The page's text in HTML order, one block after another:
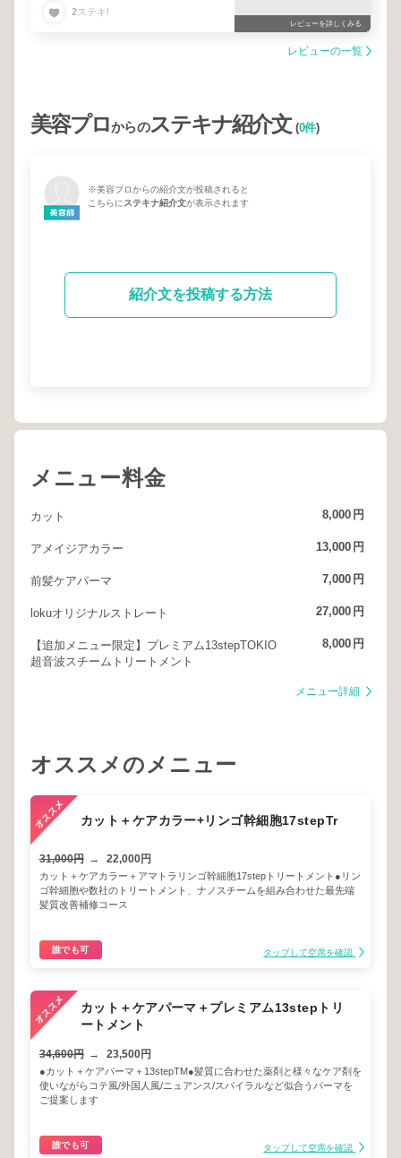
2ステキ!
レビューを詳しくみる
レビューの一覧
美容プロからのステキナ紹介文(0件)
※美容プロからの紹介文が投稿されると
こちらにステキナ紹介文が表示されます
紹介文を投稿する方法
メニュー料金
カット 8,000 円
アメイジアカラー 13,000 円
前髪ケアパーマ 7,000 円
lokuオリジナルストレート 27,000 円
【追加メニュー限定】プレミアム13stepTOKIO
超音波スチームトリートメント
8,000 円
メニュー詳細
オススメのメニュー
カット＋ケアカラー+リンゴ幹細胞17stepTr
31,000円 → 22,000円
カット＋ケアカラー＋アマトラリンゴ幹細胞17stepトリートメント●リン
ゴ幹細胞や数社のトリートメント、ナノスチームを組み合わせた最先端
髪質改善補修コース
誰でも可 タップして空席を確認
カット＋ケアパーマ＋プレミアム13stepトリ
ートメント
34,600円 → 23,500円
●カット＋ケアパーマ＋13stepTM●髪質に合わせた薬剤と様々なケア剤を
使いながらコテ風/外国人風/ニュアンス/スパイラルなど似合うパーマを
ご提案します
誰でも可 タップして空席を確認